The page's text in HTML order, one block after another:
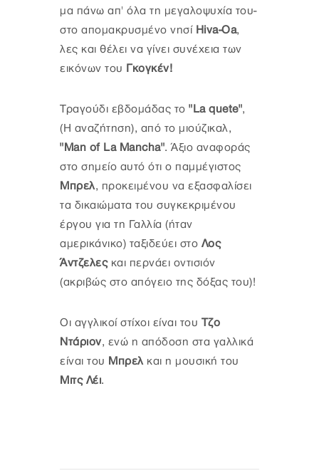
μα πάνω απ' όλα τη μεγαλοψυχία του-
στο απομακρυσμένο νησίHiva-Oa,
λες και θέλει να γίνει συνέχεια των
εικόνων του Γκογκέν!
Τραγούδι εβδομάδας το "La quete",
(Η αναζήτηση), από το μιούζικαλ,
"Μan of La Mancha". Άξιο αναφοράς
στο σημείο αυτό ότι ο παμμέγιστος
Μπρελ, προκειμένου να εξασφαλίσει
τα δικαιώματα του συγκεκριμένου
έργου για τη Γαλλία (ήταν
αμερικάνικο) ταξιδεύει στο Λος
Άντζελες και περνάει οντισιόν
(ακριβώς στο απόγειο της δόξας του)!
Οι αγγλικοί στίχοι είναι του Τζο
Ντάριον, ενώ η απόδοση στα γαλλικά
είναι του Μπρελ και η μουσική του
Μιτς Λέι.